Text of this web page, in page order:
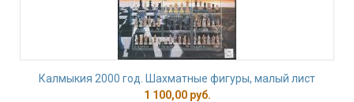
Калмыкия 2000 год. Шахматные фигуры, малый лист
1 100,00 руб.